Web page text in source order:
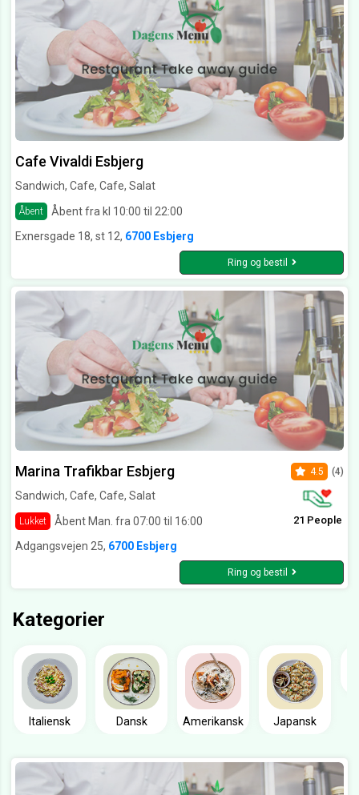
Cafe Vivaldi Esbjerg
Sandwich, Cafe, Cafe, Salat
Åbent
Åbent fra kl 10:00 til 22:00
Exnersgade 18, st 12, 6700 Esbjerg
Ring og bestil
Marina Trafikbar Esbjerg
Sandwich, Cafe, Cafe, Salat
Lukket Åbent Man. fra 07:00 til 16:00
4.5 (4)
21 People
Adgangsvejen 25, 6700 Esbjerg
Ring og bestil
Kategorier
Italiensk Dansk Amerikansk Japansk